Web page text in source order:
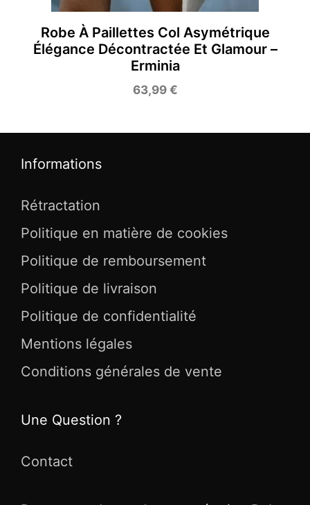
Robe À Paillettes Col Asymétrique
Élégance Décontractée Et Glamour –
Erminia
63,99€
Informations
Rétractation
Politique en matière de cookies
Politique de remboursement
Politique de livraison
Politique de confidentialité
Mentions légales
Conditions générales de vente
Une Question ?
Contact